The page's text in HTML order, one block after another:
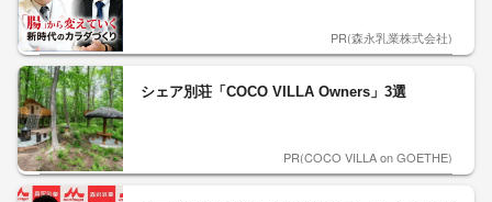
PR(森永乳業株式会社)
シェア別荘「COCO VILLA Owners」3選
PR(COCO VILLA on GOETHE)